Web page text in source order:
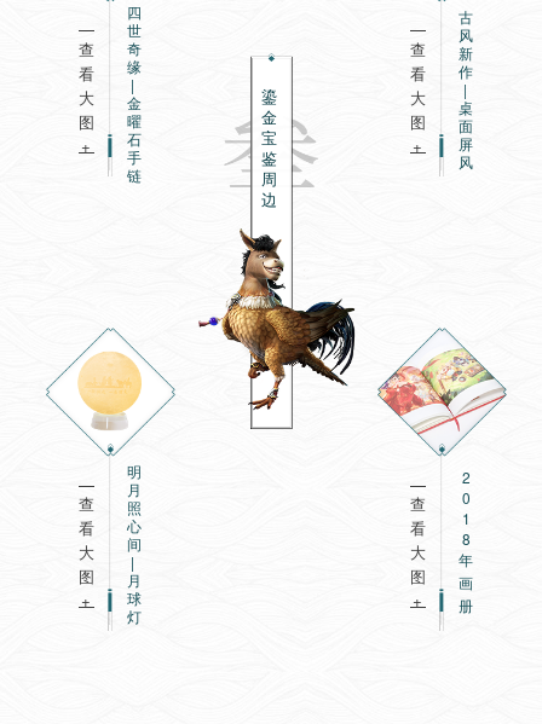
鎏
金
宝
鉴
周
边
查
看
大
图
+
四
世
奇
缘
|
金
曜
石
手
链
查
看
大
图
+
古
风
新
作
|
桌
面
屏
风
查
看
大
图
+
明
月
照
心
间
|
月
球
灯
查
看
大
图
+
2
0
1
8
年
画
册